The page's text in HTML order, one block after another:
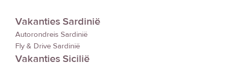
Vakanties Sardinië
Autorondreis Sardinië
Fly & Drive Sardinië
Vakanties Sicilië